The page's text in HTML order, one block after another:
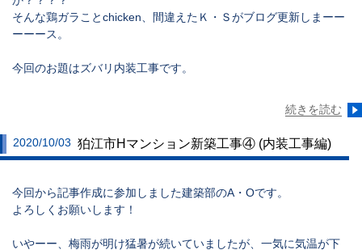
そんな鶏ガラことchicken 、間違えたＫ・Ｓがブログ更新しまーー
ーーース。
今回のお題はズバリ 内装工事です。
続きを読む
2020/10/03 狛江市Hマンション新築工事④ (内装工事編)
今回から記事作成に参加しました建築部のA・Oです。
よろしくお願いします！
いやーー、梅雨が明け猛暑が続いていましたが、一気に気温が下